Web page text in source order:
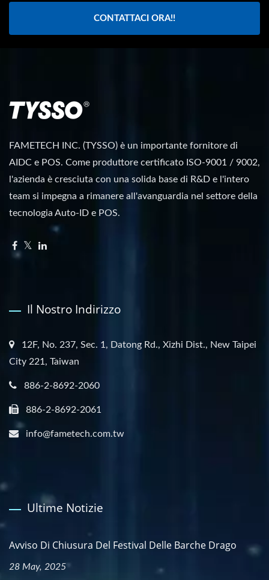
CONTATTACI ORA!!
FAMETECH INC. (TYSSO) è un importante fornitore di
AIDC e POS. Come produttore certificato ISO-9001 / 9002,
l'azienda è cresciuta con una solida base di R&D e l'intero
team si impegna a rimanere all'avanguardia nel settore della
tecnologia Auto-ID e POS.
Il Nostro Indirizzo
12F, No. 237, Sec. 1, Datong Rd., Xizhi Dist., New Taipei
City 221, Taiwan
886-2-8692-2060
886-2-8692-2061
info@fametech.com.tw
Ultime Notizie
Avviso Di Chiusura Del Festival Delle Barche Drago
28 May, 2025